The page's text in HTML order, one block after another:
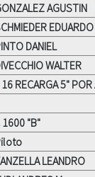
AGUSTIN
EDUARDO
DANIEL
WALTER
RECARGA 5" POR
1600 "B"
LEANDRO